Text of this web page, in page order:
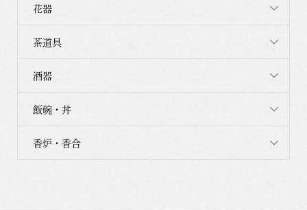
花器
茶道具
酒器
飯碗・丼
香炉・香合